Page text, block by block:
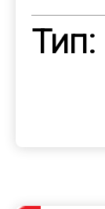
Тип: